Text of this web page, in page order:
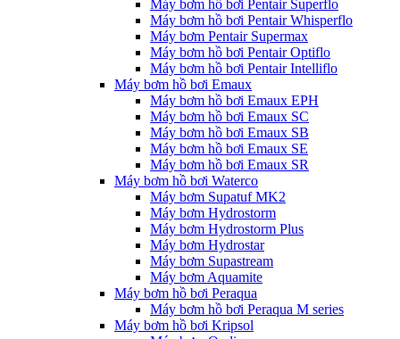
Máy bơm hồ bơi Pentair Superflo
Máy bơm hồ bơi Pentair Whisperflo
Máy bơm Pentair Supermax
Máy bơm hồ bơi Pentair Optiflo
Máy bơm hồ bơi Pentair Intelliflo
Máy bơm hồ bơi Emaux
Máy bơm hồ bơi Emaux EPH
Máy bơm hồ bơi Emaux SC
Máy bơm hồ bơi Emaux SB
Máy bơm hồ bơi Emaux SE
Máy bơm hồ bơi Emaux SR
Máy bơm hồ bơi Waterco
Máy bơm Supatuf MK2
Máy bơm Hydrostorm
Máy bơm Hydrostorm Plus
Máy bơm Hydrostar
Máy bơm Supastream
Máy bơm Aquamite
Máy bơm hồ bơi Peraqua
Máy bơm hồ bơi Peraqua M series
Máy bơm hồ bơi Kripsol